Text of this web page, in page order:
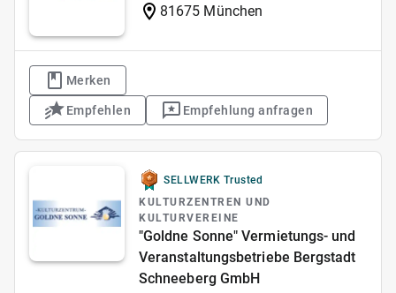
81675 München
Merken
Empfehlen Empfehlung anfragen
SELLWERK Trusted
KULTURZENTREN UND
KULTURVEREINE
"Goldne Sonne" Vermietungs- und
Veranstaltungsbetriebe Bergstadt
Schneeberg GmbH